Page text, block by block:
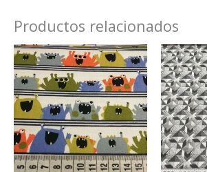
Productos relacionados